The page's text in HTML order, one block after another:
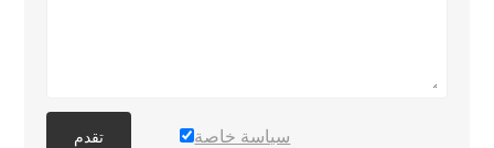
تقدم سياسة خاصة